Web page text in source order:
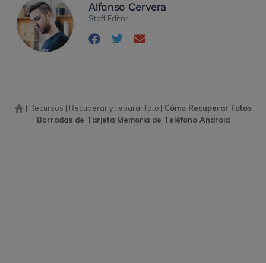
Alfonso Cervera
Staff Editor
| Recursos | Recuperar y reparar foto | Cómo Recuperar Fotos
Borradas de Tarjeta Memoria de Teléfono Android